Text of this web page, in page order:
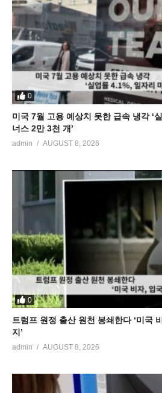
0
미국 7월 고용 예상치 못한 급속 냉각 ‘
너스 2만 3천 개’
admin AUGUST 8, 2026
0
트럼프 원정 출산 원천 봉쇄한다 ‘미국
지’
admin AUGUST 8, 2026